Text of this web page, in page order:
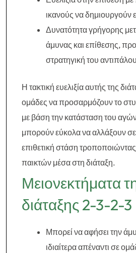
ικανούς να δημιουργούν
Δυνατότητα γρήγορης
άμυνας και επίθεσης,
στρατηγική του
Η τακτική ευελιξία αυτής της
ομάδες να προσαρμόζουν το
με βάση την κατάσταση του
μπορούν εύκολα να αλλάξουν σε
επιθετική στάση
παικτών μέσα στη διάταξη.
Μειονεκτήματα
διάταξης 2-3-2-3
Μπορεί να αφήσει την
ιδιαίτερα απέναντι σε